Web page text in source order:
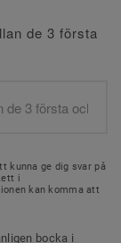
de 3 första
kunna ge dig svar på
i
kan komma att
bocka i